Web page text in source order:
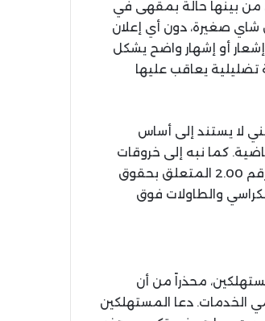
من بينها حالة بمقهى في
وثلاثة أباريق شاي صغيرة، دون أي إعلان
أو إشهار واضح يشكل
وممارسة تضليلية يعاقب عليها
لا يستند إلى أساس
كما نبه إلى خروقات
أخرى تشمل بث المباريات باستخدام اشتراكات منزلية، في مخالفة للقانون رقم 2.00 المتعلق بحقوق
والطاولات فوق
محذراً من أن
الخدمات. دعا المستهلكين